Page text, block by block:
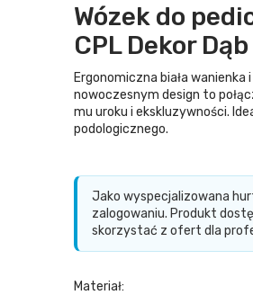
Wózek do
CPL Dekor Dąb
Ergonomiczna biała
nowoczesnym design to
mu uroku i ekskluzywności.
podologicznego.
Jako wyspecjalizowana
zalogowaniu. Produkt
skorzystać z ofert dla
Materiał